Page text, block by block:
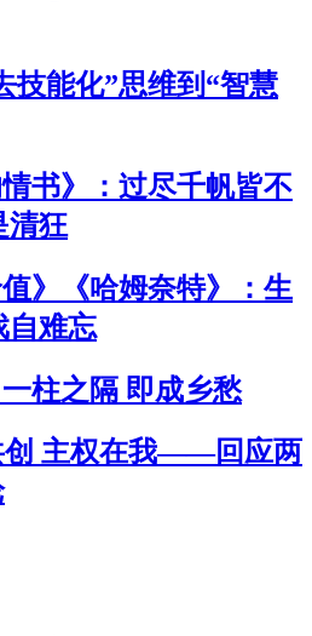
技能化”思维到“智慧
书》：过尽千帆皆不
清狂
》《哈姆奈特》：生
自难忘
柱之隔 即成乡愁
创 主权在我——回应两